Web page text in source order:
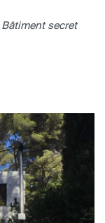
secret